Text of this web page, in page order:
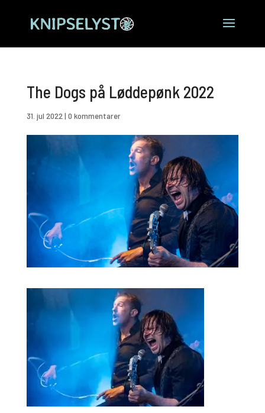
The Dogs på Løddepønk 2022
31. jul 2022 | 0 kommentarer